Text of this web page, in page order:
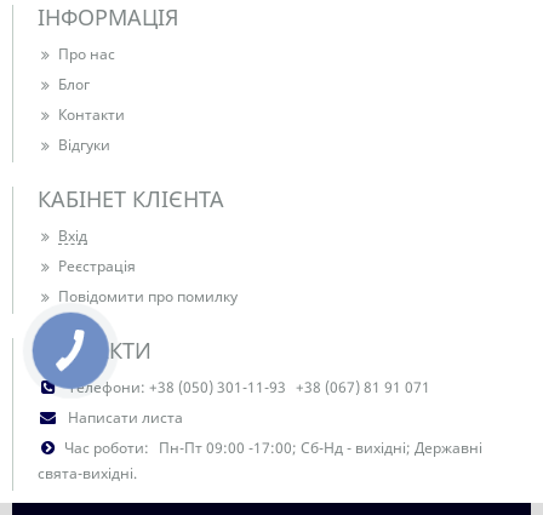
ІНФОРМАЦІЯ
Про нас
Блог
Контакти
Відгуки
КАБІНЕТ КЛІЄНТА
Вхід
Реєстрація
Повідомити про помилку
КОНТАКТИ
Телефони: +38 (050) 301-11-93 +38 (067) 81 91 071
Написати листа
Час роботи: Пн-Пт 09:00 -17:00; Сб-Нд - вихідні; Державні
свята-вихідні.